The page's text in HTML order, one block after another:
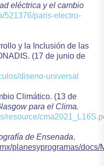
eléctrica y el cambio
521376/paris-electro-
y la Inclusión de las
(17 de junio de
diseno-universal
Climático. (13 de
para el Clima.
resource/
de Ensenada.
planesyprogramas/docs/